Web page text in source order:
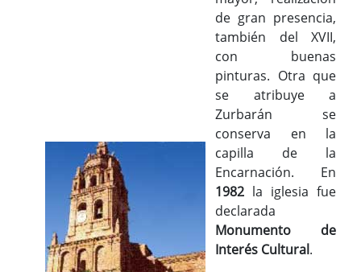
de gran presencia,
también del XVII,
con buenas
pinturas. Otra que
se atribuye a
Zurbarán se
conserva en la
capilla de la
Encarnación. En
1982 la iglesia fue
declarada
Monumento de
Interés Cultural.